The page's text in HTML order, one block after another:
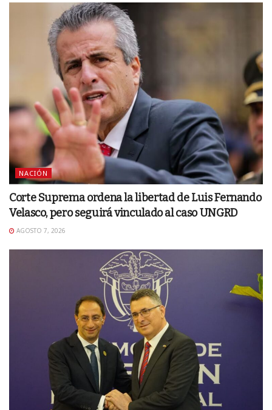
NACIÓN
Corte Suprema ordena la libertad de Luis Fernando
Velasco, pero seguirá vinculado al caso UNGRD
AGOSTO 7, 2026